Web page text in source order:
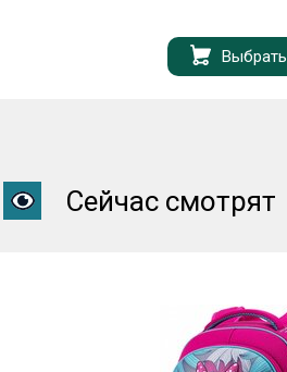
Выбрать
Сейчас смотрят